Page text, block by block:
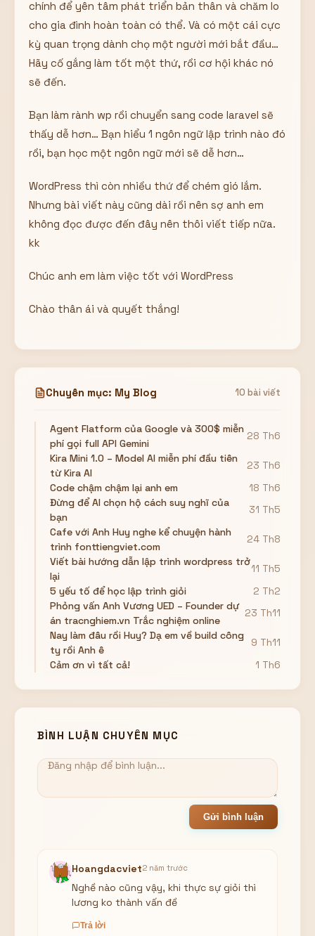
chính để yên tâm phát triển bản thân và chăm lo
cho gia đình hoàn toàn có thể. Và có một cái cực
kỳ quan trọng dành chọ một người mới bắt đầu…
Hãy cố gắng làm tốt một thứ, rồi cơ hội khác nó
sẽ đến.
Bạn làm rành wp rồi chuyển sang code laravel sẽ
thấy dễ hơn… Bạn hiểu 1 ngôn ngữ lập trình nào đó
rồi, bạn học một ngôn ngữ mới sẽ dễ hơn…
WordPress thì còn nhiều thứ để chém gió lắm.
Nhưng bài viết này cũng dài rồi nên sợ anh em
không đọc được đến đây nên thôi viết tiếp nữa.
kk
Chúc anh em làm việc tốt với WordPress
Chào thân ái và quyết thắng!
Chuyên mục: My Blog 10 bài viết
Agent Flatform của Google và 300$ miễn
phí gọi full API Gemini
28 Th6
Kira Mini 1.0 – Model AI miễn phí đầu tiên
từ Kira AI
23 Th6
Code chậm chậm lại anh em
18 Th6
Đừng để AI chọn hộ cách suy nghĩ của
bạn
31 Th5
Cafe với Anh Huy nghe kể chuyện hành
trình fonttiengviet.com
24 Th8
Viết bài hướng dẫn lập trình wordpress trở
lại
11 Th5
5 yếu tố để học lập trình giỏi
2 Th2
Phỏng vấn Anh Vương UED – Founder dự
án tracnghiem.vn Trắc nghiệm online
23 Th11
Nay làm đâu rồi Huy? Dạ em về build công
ty rồi Anh ê
9 Th11
Cảm ơn vì tất cả!
1 Th6
BÌNH LUẬN CHUYÊN MỤC
Gửi bình luận
Hoangdacviet2 năm trước
Nghề nào cũng vậy, khi thực sự giỏi thì
lương ko thành vấn đề
Trả lời